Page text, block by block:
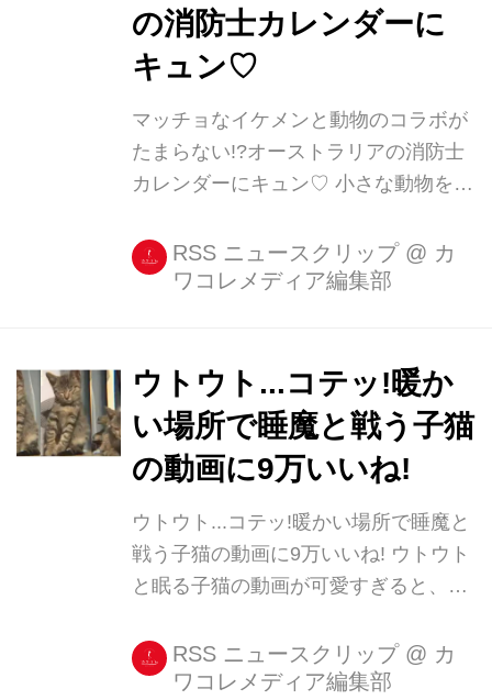
け舌を出すワンちゃん。 うちの愛犬の
賢すぎる芸を見てほしい
pic.twitter.com/aUMvTKCMnd...
の消防士カレンダーに
キュン♡
マッチョなイケメンと動物のコラボが
たまらない!?オーストラリアの消防士
カレンダーにキュン♡ 小さな動物を可
見えるものです。 それがマッチョなイ
ケメンなら言うことなし!
ェアした投稿 - 2017 9月 21 2:05午後
PDT ・動物とイケメンと筋肉美がトリ
プルコラボ! オーストラリアで発売さ
れたのは、イケメン消防士と小さな動
ー。 #AustFirefightersCalendarさん
(@austr...
RSS ニュースクリップ @ カ
ワコレメディア編集部
ウトウト...コテッ!暖か
い場所で睡魔と戦う子猫
の動画に9万いいね!
ウトウト...コテッ!暖かい場所で睡魔と
戦う子猫の動画に9万いいね! ウトウト
と眠る子猫の動画が可愛すぎると、
トと眠る子猫動画 nomukaさん
(@nomuka53812222)は10月14日、暖
RSS ニュースクリップ @ カ
ワコレメディア編集部